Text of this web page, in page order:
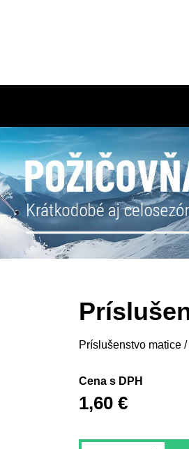
Príslušenstvo matice
Cena s DPH
1,60 €